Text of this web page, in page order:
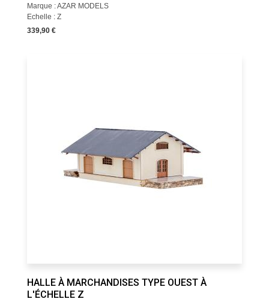
Marque : AZAR MODELS
Echelle : Z
339,90 €
HALLE À MARCHANDISES TYPE OUEST À
L'ÉCHELLE Z